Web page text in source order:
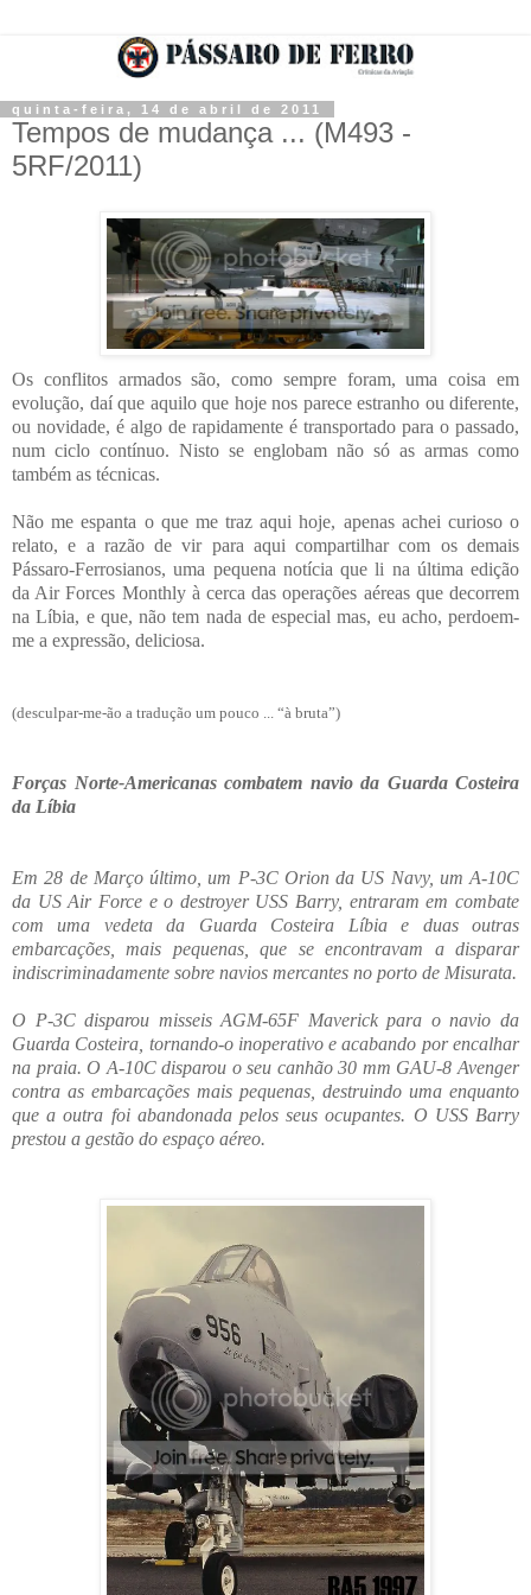
quinta-feira, 14 de abril de 2011
Tempos de mudança ... (M493 -
5RF/2011)
Os conflitos armados são, como sempre foram, uma coisa em
evolução, daí que aquilo que hoje nos parece estranho ou diferente,
ou novidade, é algo de rapidamente é transportado para o passado,
num ciclo contínuo. Nisto se englobam não só as armas como
também as técnicas.
Não me espanta o que me traz aqui hoje, apenas achei curioso o
relato, e a razão de vir para aqui compartilhar com os demais
Pássaro-Ferrosianos, uma pequena notícia que li na última edição
da Air Forces Monthly à cerca das operações aéreas que decorrem
na Líbia, e que, não tem nada de especial mas, eu acho, perdoem-
me a expressão, deliciosa.
(desculpar-me-ão a tradução um pouco ... “à bruta”)
Forças Norte-Americanas combatem navio da Guarda Costeira
da Líbia
Em 28 de Março último, um P-3C Orion da US Navy, um A-10C
da US Air Force e o destroyer USS Barry, entraram em combate
com uma vedeta da Guarda Costeira Líbia e duas outras
embarcações, mais pequenas, que se encontravam a disparar
indiscriminadamente sobre navios mercantes no porto de Misurata.
O P-3C disparou misseis AGM-65F Maverick para o navio da
Guarda Costeira, tornando-o inoperativo e acabando por encalhar
na praia. O A-10C disparou o seu canhão 30 mm GAU-8 Avenger
contra as embarcações mais pequenas, destruindo uma enquanto
que a outra foi abandonada pelos seus ocupantes. O USS Barry
prestou a gestão do espaço aéreo.